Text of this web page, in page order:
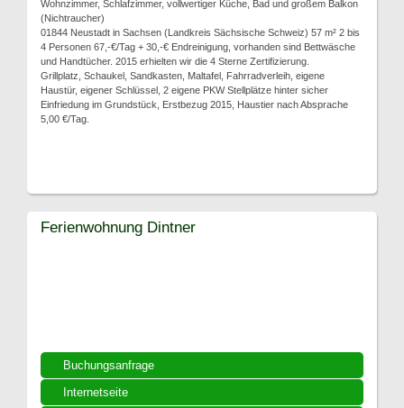
Wohnzimmer, Schlafzimmer, vollwertiger Küche, Bad und großem Balkon
(Nichtraucher)
01844 Neustadt in Sachsen (Landkreis Sächsische Schweiz) 57 m² 2 bis
4 Personen 67,-€/Tag + 30,-€ Endreinigung, vorhanden sind Bettwäsche
und Handtücher. 2015 erhielten wir die 4 Sterne Zertifizierung.
Grillplatz, Schaukel, Sandkasten, Maltafel, Fahrradverleih, eigene
Haustür, eigener Schlüssel, 2 eigene PKW Stellplätze hinter sicher
Einfriedung im Grundstück, Erstbezug 2015, Haustier nach Absprache
5,00 €/Tag.
Buchungsanfrage
Internetseite
Ferienwohnung Dintner